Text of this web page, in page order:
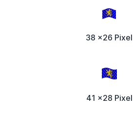
38 x26 Pixel
41 x28 Pixel